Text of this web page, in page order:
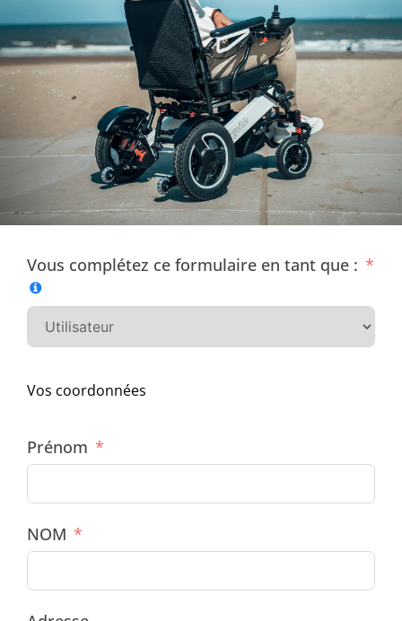
Vous complétez ce formulaire en tant que :
Vos coordonnées
Prénom
NOM